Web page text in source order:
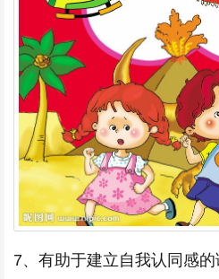
7、有助于建立自我认同感